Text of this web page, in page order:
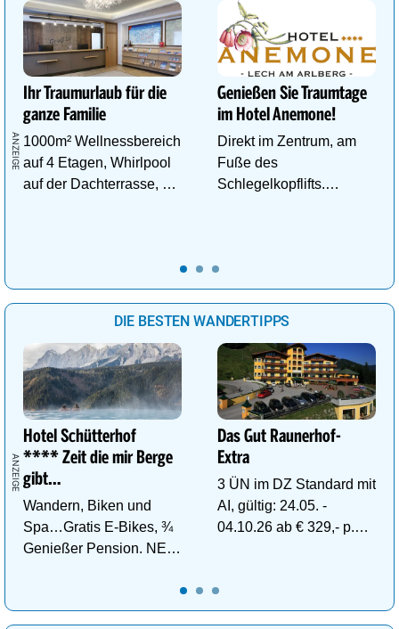
Ihr Traumurlaub für die
ganze Familie
1000m² Wellnessbereich
auf 4 Etagen, Whirlpool
auf der Dachterrasse, 4
Genießen Sie Traumtage
im Hotel Anemone!
Direkt im Zentrum, am
Fuße des
Schlegelkopflifts.
DIE BESTEN WANDERTIPPS
Hotel Schütterhof
**** Zeit die mir Berge
gibt…
Wandern, Biken und
Spa…Gratis E-Bikes, ¾
Genießer Pension. NEU:
Das Gut Raunerhof-
Extra
3 ÜN im DZ Standard mit
AI, gültig: 24.05. -
04.10.26 ab € 329,- p.P.